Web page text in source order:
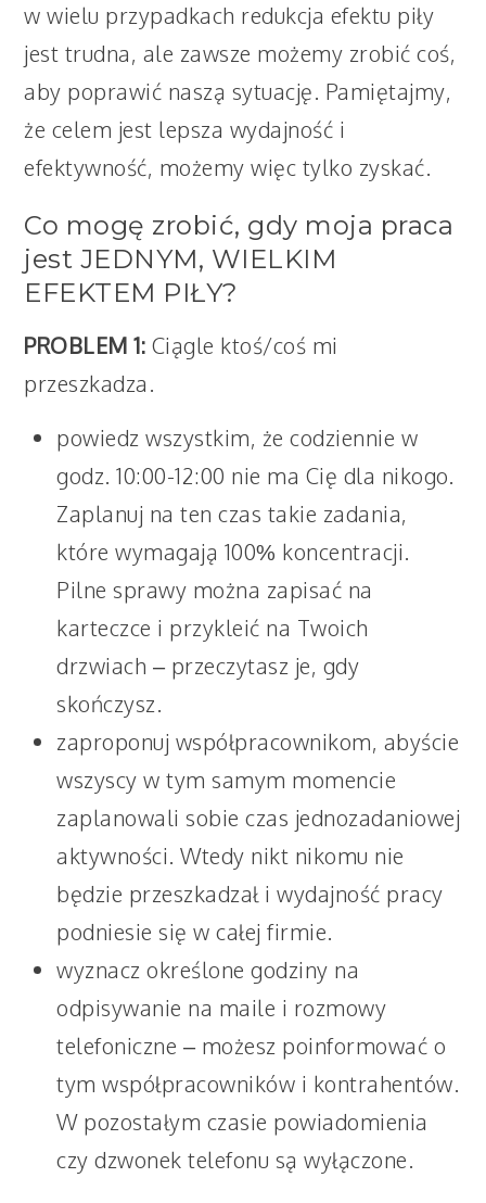
w wielu przypadkach redukcja efektu piły
jest trudna, ale zawsze możemy zrobić coś,
aby poprawić naszą sytuację. Pamiętajmy,
że celem jest lepsza wydajność i
efektywność, możemy więc tylko zyskać.
Co mogę zrobić, gdy moja praca
jest JEDNYM, WIELKIM
EFEKTEM PIŁY?
PROBLEM 1: Ciągle ktoś/coś mi
przeszkadza.
powiedz wszystkim, że codziennie w
godz. 10:00-12:00 nie ma Cię dla nikogo.
Zaplanuj na ten czas takie zadania,
które wymagają 100% koncentracji.
Pilne sprawy można zapisać na
karteczce i przykleić na Twoich
drzwiach – przeczytasz je, gdy
skończysz.
zaproponuj współpracownikom, abyście
wszyscy w tym samym momencie
zaplanowali sobie czas jednozadaniowej
aktywności. Wtedy nikt nikomu nie
będzie przeszkadzał i wydajność pracy
podniesie się w całej firmie.
wyznacz określone godziny na
odpisywanie na maile i rozmowy
telefoniczne – możesz poinformować o
tym współpracowników i kontrahentów.
W pozostałym czasie powiadomienia
czy dzwonek telefonu są wyłączone.